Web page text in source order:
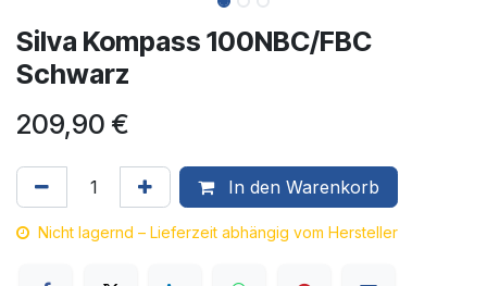
Silva Kompass 100NBC/FBC
Schwarz
209,90 €
In den Warenkorb
Nicht lagernd – Lieferzeit abhängig vom Hersteller